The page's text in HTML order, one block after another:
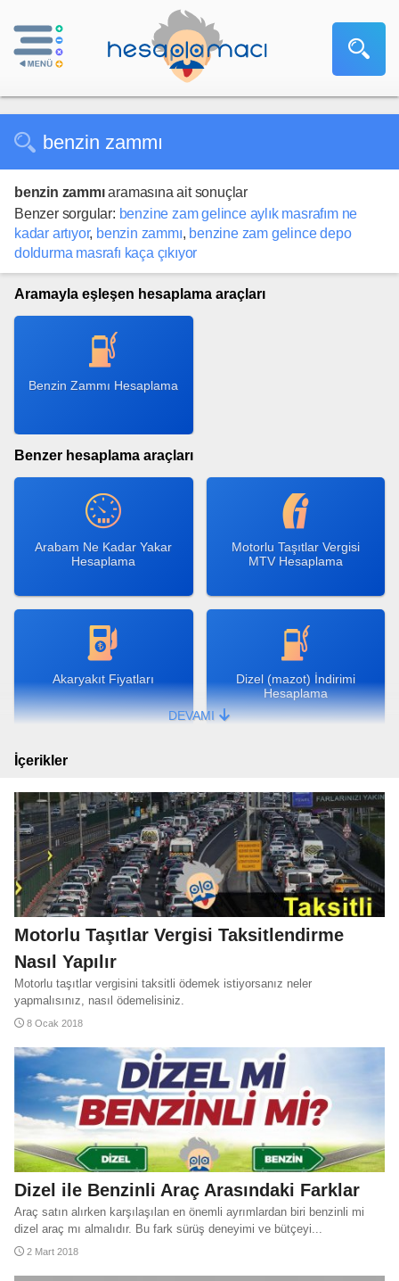
benzin zammı
benzin zammıaramasına ait sonuçlar
Benzer sorgular: benzine zam gelince aylık masrafım ne
kadar artıyor, benzin zammı, benzine zam gelince depo
doldurma masrafı kaça çıkıyor
Aramayla eşleşen hesaplama araçları
Benzin Zammı Hesaplama
Benzer hesaplama araçları
Arabam Ne Kadar Yakar
Hesaplama
Motorlu Taşıtlar Vergisi
MTV Hesaplama
Akaryakıt Fiyatları
Dizel (mazot) İndirimi
Hesaplama
LPG İndirimi Hesaplama Motorin Zammı Hesaplama
LPG Zammı Hesaplama Benzin İndirimi Hesaplama
DEVAMI
İçerikler
Motorlu Taşıtlar Vergisi Taksitlendirme
Nasıl Yapılır
Motorlu taşıtlar vergisini taksitli ödemek istiyorsanız neler
yapmalısınız, nasıl ödemelisiniz.
8 Ocak 2018
Dizel ile Benzinli Araç Arasındaki Farklar
Araç satın alırken karşılaşılan en önemli ayrımlardan biri benzinli mi
dizel araç mı almalıdır. Bu fark sürüş deneyimi ve bütçeyi...
2 Mart 2018